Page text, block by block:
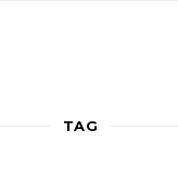
TAG